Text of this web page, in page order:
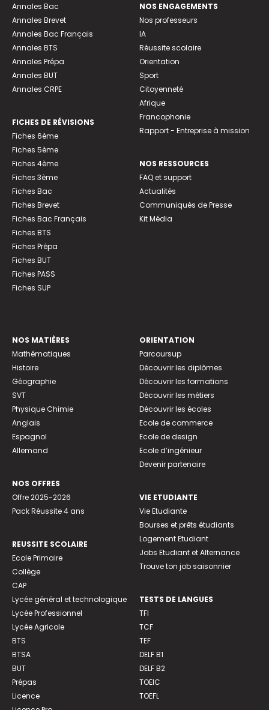
Annales Bac
Annales Brevet
Annales Bac Français
Annales BTS
Annales Prépa
Annales BUT
Annales CRPE
FICHES DE RÉVISIONS
Fiches 6ème
Fiches 5ème
Fiches 4ème
Fiches 3ème
Fiches Bac
Fiches Brevet
Fiches Bac Français
Fiches BTS
Fiches Prépa
Fiches BUT
Fiches PASS
Fiches SUP
NOS ENGAGEMENTS
Nos professeurs
IA
Réussite scolaire
Orientation
Sport
Citoyenneté
Afrique
Francophonie
Rapport - Entreprise à mission
NOS RESSOURCES
FAQ et support
Actualités
Communiqués de Presse
Kit Média
NOS MATIÈRES
Mathématiques
Histoire
Géographie
SVT
Physique Chimie
Anglais
Espagnol
Allemand
NOS OFFRES
Offre 2025-2026
Pack Réussite 4 ans
REUSSITE SCOLAIRE
Ecole Primaire
Collège
CAP
Lycée général et technologique
Lycée Professionnel
Lycée Agricole
BTS
BTSA
BUT
Prépas
Licence
ORIENTATION
Parcoursup
Découvrir les diplômes
Découvrir les formations
Découvrir les métiers
Découvrir les écoles
Ecole de commerce
Ecole de design
Ecole d’ingénieur
Devenir partenaire
VIE ETUDIANTE
Vie Etudiante
Bourses et prêts étudiants
Logement Etudiant
Jobs Etudiant et Alternance
Trouve ton job saisonnier
TESTS DE LANGUES
TFI
TCF
TEF
DELF B1
DELF B2
TOEIC
TOEFL